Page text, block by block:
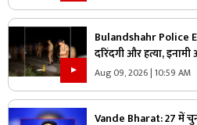
Bulandshahr Police
दरिंदगी और हत्या,
पुलिसकर्मी भी घायल
Aug 09, 2026 | 10:59 AM
Vande Bharat: 27 में